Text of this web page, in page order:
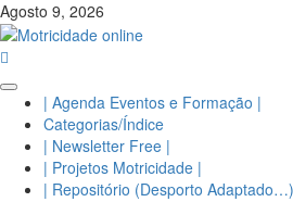
Avançar
para
o
Agosto 9, 2026
Menu
principal
| Agenda Eventos e Formação |
Categorias/Índice
| Newsletter Free |
| Projetos Motricidade |
| Repositório (Desporto